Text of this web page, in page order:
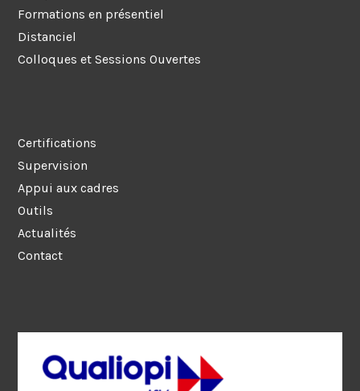
Formations en présentiel
Distanciel
Colloques et Sessions Ouvertes
Certifications
Supervision
Appui aux cadres
Outils
Actualités
Contact